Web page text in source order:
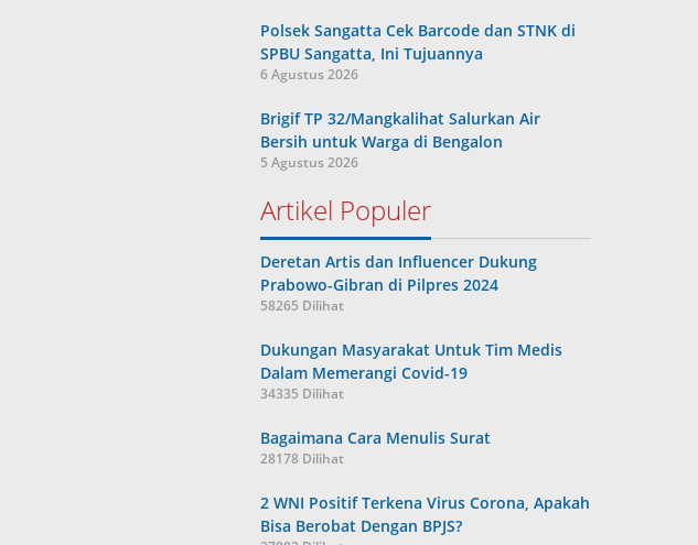
Polsek Sangatta Cek Barcode dan STNK di
SPBU Sangatta, Ini Tujuannya
6 Agustus 2026
Brigif TP 32/Mangkalihat Salurkan Air
Bersih untuk Warga di Bengalon
5 Agustus 2026
Artikel Populer
Deretan Artis dan Influencer Dukung
Prabowo-Gibran di Pilpres 2024
58265 Dilihat
Dukungan Masyarakat Untuk Tim Medis
Dalam Memerangi Covid-19
34335 Dilihat
Bagaimana Cara Menulis Surat
28178 Dilihat
2 WNI Positif Terkena Virus Corona, Apakah
Bisa Berobat Dengan BPJS?